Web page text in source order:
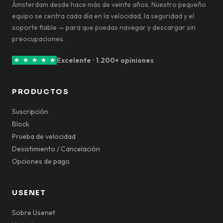
Ámsterdam desde hace más de veinte años. Nuestro pequeño
equipo se centra cada día en la velocidad, la seguridad y el
soporte fiable — para que puedas navegar y descargar sin
preocupaciones.
Excelente · 1.200+ opiniones
PRODUCTOS
Suscripción
Block
Prueba de velocidad
Desistimiento / Cancelación
Opciones de pago
USENET
Sobre Usenet